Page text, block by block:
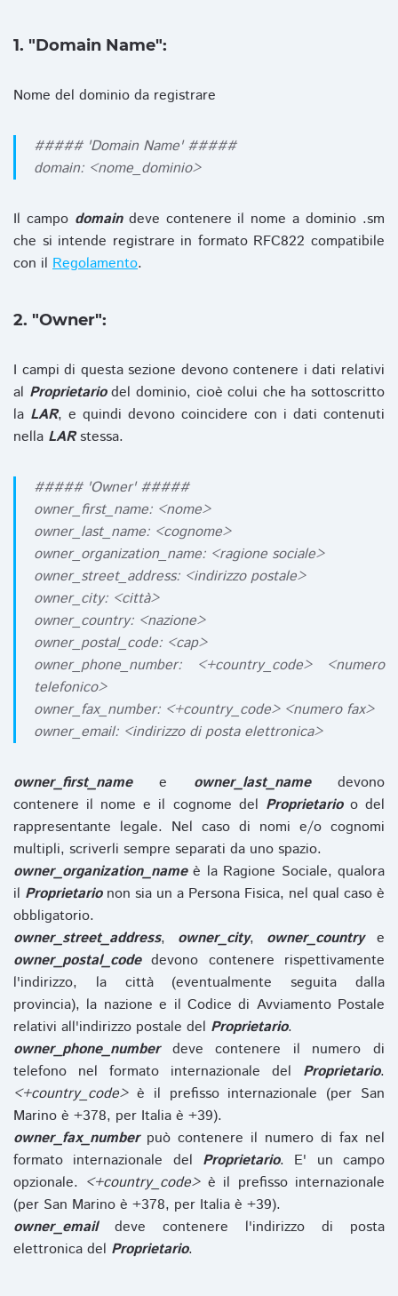
1. "Domain Name":
Nome del dominio da registrare
##### 'Domain Name' #####
domain: <nome_dominio>
Il campo domaindeve contenere il nome a dominio .sm
che si intende registrare in formato RFC822 compatibile
con il Regolamento.
2. "Owner":
I campi di questa sezione devono contenere i dati relativi
al Proprietariodel dominio, cioè colui che ha sottoscritto
la LAR, e quindi devono coincidere con i dati contenuti
nella LARstessa.
##### 'Owner' #####
owner_first_name: <nome>
owner_last_name: <cognome>
owner_organization_name: <ragione sociale>
owner_street_address: <indirizzo postale>
owner_city: <città>
owner_country: <nazione>
owner_postal_code: <cap>
owner_phone_number: <+country_code> <numero
telefonico>
owner_fax_number: <+country_code> <numero fax>
owner_email: <indirizzo di posta elettronica>
owner_first_namee owner_last_namedevono
contenere il nome e il cognome del Proprietarioo del
rappresentante legale. Nel caso di nomi e/o cognomi
multipli, scriverli sempre separati da uno spazio.
owner_organization_nameè la Ragione Sociale, qualora
il Proprietarionon sia un a Persona Fisica, nel qual caso è
obbligatorio.
owner_street_address, owner_city, owner_countrye
owner_postal_codedevono contenere rispettivamente
l'indirizzo, la città (eventualmente seguita dalla
provincia), la nazione e il Codice di Avviamento Postale
relativi all'indirizzo postale del Proprietario.
owner_phone_numberdeve contenere il numero di
telefono nel formato internazionale del Proprietario.
<+country_code>è il prefisso internazionale (per San
Marino è +378, per Italia è +39).
owner_fax_numberpuò contenere il numero di fax nel
formato internazionale del Proprietario. E' un campo
opzionale. <+country_code>è il prefisso internazionale
(per San Marino è +378, per Italia è +39).
owner_emaildeve contenere l'indirizzo di posta
elettronica del Proprietario.